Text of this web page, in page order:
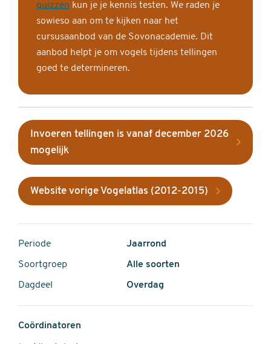
quizzen kun je je kennis testen. We raden je
sowieso aan om te kijken naar het
cursusaanbod van de Sovonacademie. Dit
aanbod helpt je om vogels tijdens tellingen
goed te determineren.
Invoeren tellingen is vanaf december 2026
mogelijk
Website vorige Vogelatlas (2012-2015)
Periode Jaarrond
Soortgroep Alle soorten
Dagdeel Overdag
Coördinatoren